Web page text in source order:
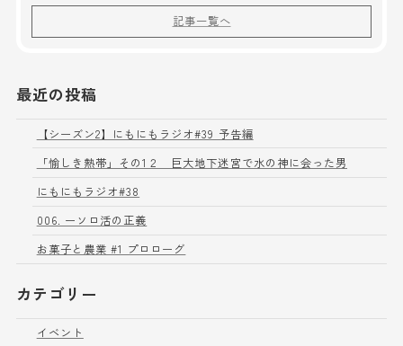
記事一覧へ
最近の投稿
【シーズン2】にもにもラジオ#39 予告編
「愉しき熱帯」その1２ 巨大地下迷宮で水の神に会った男
にもにもラジオ#38
006. ーソロ活の正義
お菓子と農業 #1 プロローグ
カテゴリー
イベント